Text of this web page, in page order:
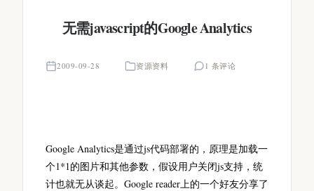
无需javascript的Google Analytics
2009-09-28 资源资料 1 条评论
Google Analytics是通过js代码部署的，原理是加载一
个1*1的图片和其他参数，假设用户关闭js支持，统
计也就无从谈起。Google reader上的一个好友分享了